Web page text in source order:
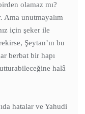
olamaz mı?
Ama unutmayalım
için şeker ile
Şeytan’ın bu
berbat bir hapı
halâ
hatalar ve Yahudi